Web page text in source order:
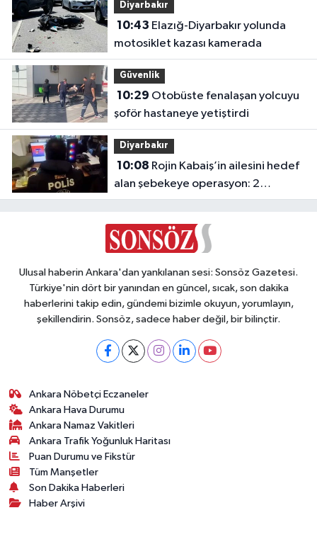
Diyarbakır
10:43
motosiklet kazası kamerada
Güvenlik
10:29
şoför hastaneye yetiştirdi
Diyarbakır
10:08
alan şebekeye operasyon: 2
tutuklama
Ulusal haberin Ankara'dan yankılanan sesi: Sonsöz Gazetesi.
Türkiye'nin dört bir yanından en güncel, sıcak, son dakika
haberlerini takip edin, gündemi bizimle okuyun, yorumlayın,
şekillendirin. Sonsöz, sadece haber değil, bir bilinçtir.
Ankara Nöbetçi Eczaneler
Ankara Hava Durumu
Ankara Namaz Vakitleri
Ankara Trafik Yoğunluk Haritası
Puan Durumu ve Fikstür
Tüm Manşetler
Son Dakika Haberleri
Haber Arşivi